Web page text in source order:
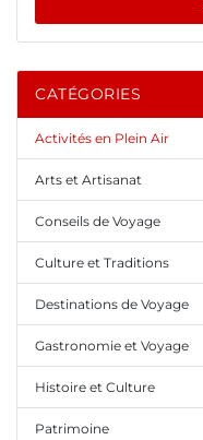
CATÉGORIES
Activités en Plein Air
Arts et Artisanat
Conseils de Voyage
Culture et Traditions
Destinations de Voyage
Gastronomie et Voyage
Histoire et Culture
Patrimoine